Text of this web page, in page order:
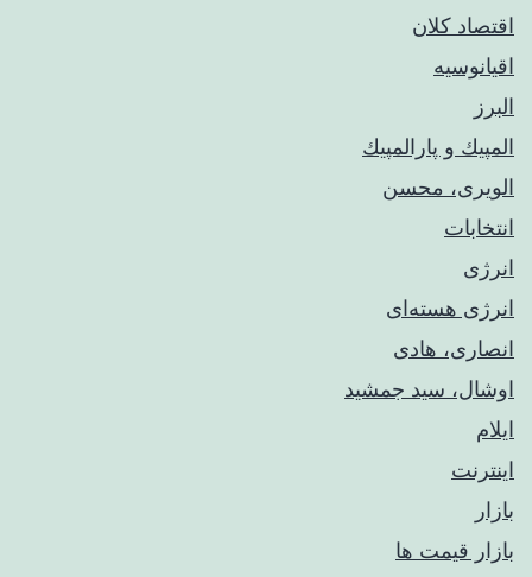
اقتصاد کلان
اقیانوسیه
البرز
المپيك و پارالمپيك
الویری، محسن
انتخابات
انرژی
انرژی هسته‌ای
انصاری، هادی
اوشال، سید جمشید
ایلام
اینترنت
بازار
بازار قیمت ها